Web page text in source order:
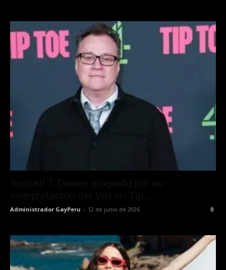
Administrador GayPeru - 12 de junio de 2026 0